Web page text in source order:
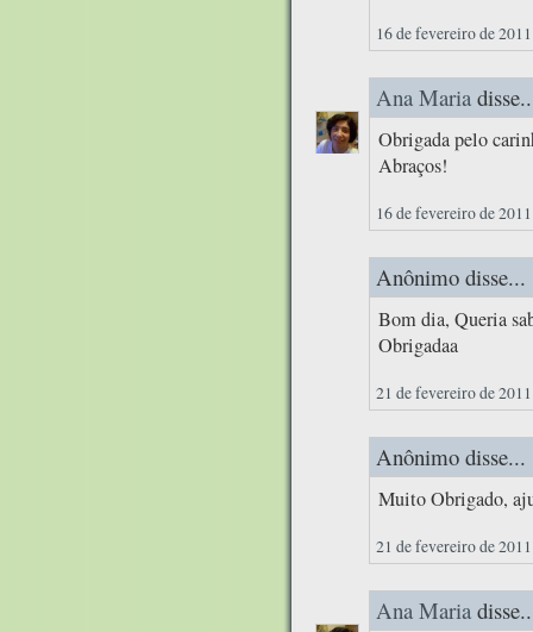
16 de fevereiro de
Ana Maria
Obrigada pelo
Abraços!
16 de fevereiro de
Anônimo disse...
Bom dia, Queria
Obrigadaa
21 de fevereiro de
Anônimo disse...
Muito Obrigado,
21 de fevereiro de
Ana Maria